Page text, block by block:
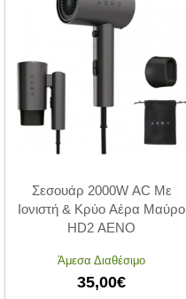
Σεσουάρ 2000W AC Με
Ιονιστή & Κρύο Αέρα Μαύρο
HD2 AENO
Άμεσα Διαθέσιμο
35,00€